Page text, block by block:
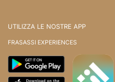
UTILIZZA LE NOSTRE APP
FRASASSI EXPERIENCES